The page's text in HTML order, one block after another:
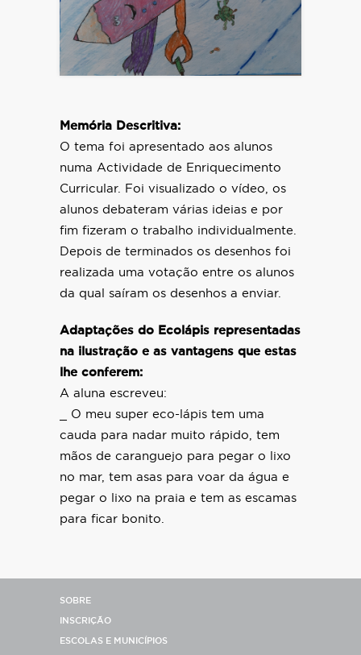
Memória Descritiva:
O tema foi apresentado aos alunos
numa Actividade de Enriquecimento
Curricular. Foi visualizado o vídeo, os
alunos debateram várias ideias e por
fim fizeram o trabalho individualmente.
Depois de terminados os desenhos foi
realizada uma votação entre os alunos
da qual saíram os desenhos a enviar.
Adaptações do Ecolápis representadas
na ilustração e as vantagens que estas
lhe conferem:
A aluna escreveu:
_ O meu super eco-lápis tem uma
cauda para nadar muito rápido, tem
mãos de caranguejo para pegar o lixo
no mar, tem asas para voar da água e
pegar o lixo na praia e tem as escamas
para ficar bonito.
SOBRE
INSCRIÇÃO
ESCOLAS E MUNICÍPIOS